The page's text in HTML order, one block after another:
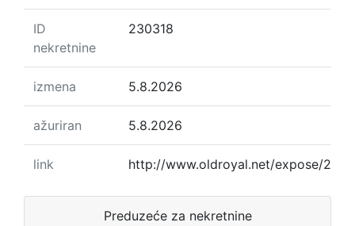
ID
nekretnine
230318
izmena 5.8.2026
ažuriran 5.8.2026
link http://www.oldroyal.net/expose/
Preduzeće za nekretnine